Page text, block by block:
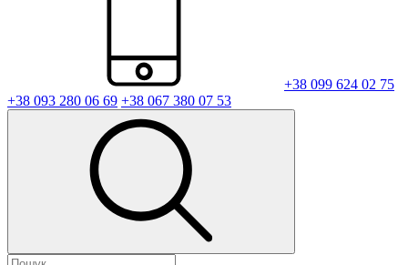
+38 099 624 02 75
+38 093 280 06 69 +38 067 380 07 53